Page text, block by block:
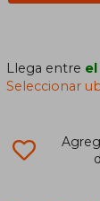
Llega entre el
Seleccionar